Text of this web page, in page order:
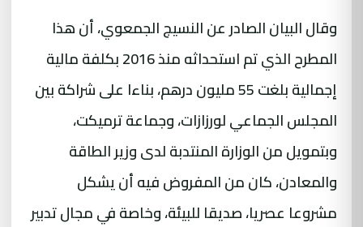
وقال البيان الصادر عن النسيج الجمعوي، أن هذا
المطرح الذي تم استحداثه منذ 2016 بكلفة مالية
إجمالية بلغت 55 مليون درهم، بناءا على شراكة بين
المجلس الجماعي لورزازات، وجماعة ترميكت،
وبتمويل من الوزارة المنتدبة لدى وزير الطاقة
والمعادن، كان من المفروض فيه أن يشكل
مشروعا عصريا، صديقا للبيئة، وخاصة في مجال تدبير